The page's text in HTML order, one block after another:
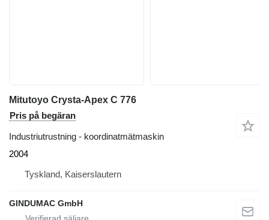
Mitutoyo Crysta-Apex C 776
Pris på begäran
Industriutrustning - koordinatmätmaskin
2004
Tyskland, Kaiserslautern
GINDUMAC GmbH